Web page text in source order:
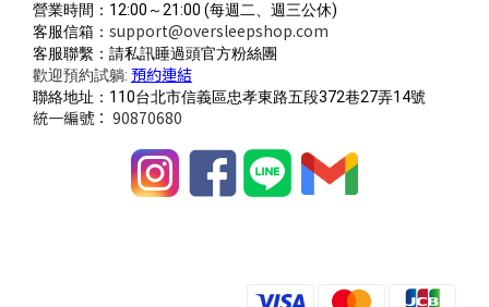
營業時間：12:00～21:00 (每週二、週三公休)
客服信箱： support@oversleepshop.com
客服聯繫：請私訊睡過頭官方粉絲團
歡迎預約試躺: 預約連結
聯絡地址：110台北市信義區忠孝東路五段372巷27弄14號
統一編號： 90870680